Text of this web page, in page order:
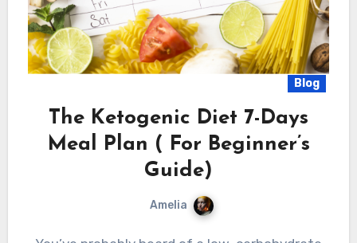
Blog
The Ketogenic Diet 7-Days
Meal Plan ( For Beginner’s
Guide)
Amelia